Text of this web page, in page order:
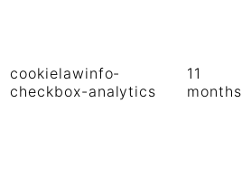
cookielawinfo-
checkbox-analytics
11
months